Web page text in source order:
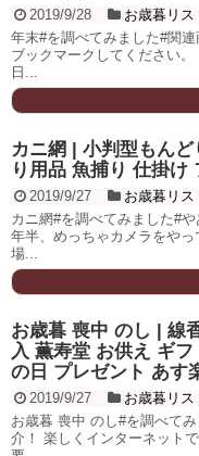
2019/9/28
お歳暮リス
年末#を調べてみました#関
ブックマークしてください
日...
カニ網 | 小判型もん
り用品 魚捕り 仕掛け
2019/9/27
お歳暮リス
カニ網#を調べてみました#
年半、めっちゃカメラをや
場...
お歳暮 喪中 のし | 線
入 薫寿堂 お供え ギ
の日 プレゼント あす
2019/9/27
お歳暮リス
お歳暮 喪中 のし#を調べて
介！ 楽しくインターネット